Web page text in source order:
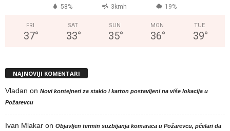
58% 3kmh 19%
FRI
37°
SAT
33°
SUN
35°
MON
36°
TUE
39°
NAJNOVIJI KOMENTARI
Vladan on Novi kontejneri za staklo i karton postavljeni na više lokacija u
Požarevcu
Ivan Mlakar on Objavljen termin suzbijanja komaraca u Požarevcu, pčelari da